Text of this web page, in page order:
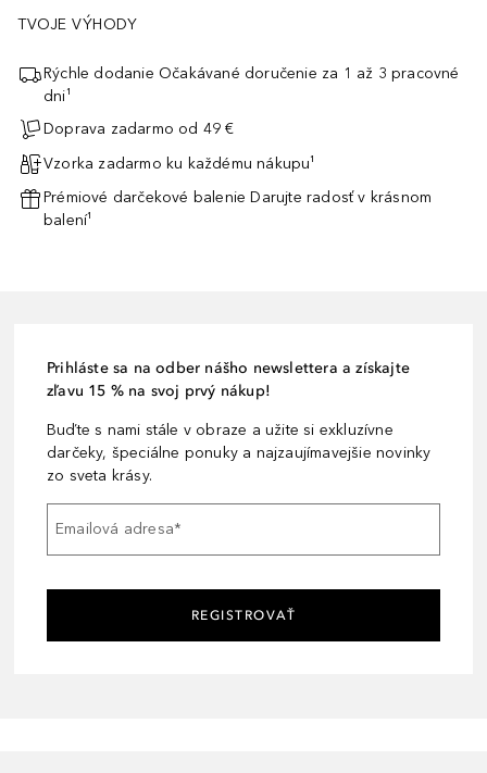
TVOJE VÝHODY
Rýchle dodanie Očakávané doručenie za 1 až 3 pracovné
dni¹
Doprava zadarmo od 49 €
Vzorka zadarmo ku každému nákupu¹
Prémiové darčekové balenie Darujte radosť v krásnom
balení¹
Prihláste sa na odber nášho newslettera a získajte
zľavu 15 % na svoj prvý nákup!
Buďte s nami stále v obraze a užite si exkluzívne
darčeky, špeciálne ponuky a najzaujímavejšie novinky
zo sveta krásy.
Emailová adresa*
REGISTROVAŤ